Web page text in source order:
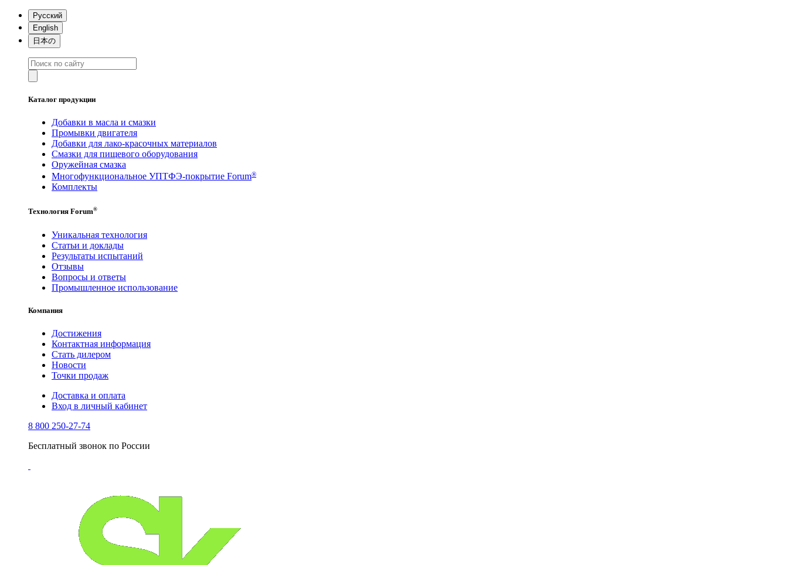
Русский
English
日本の
Каталог продукции
Добавки в масла и смазки
Промывки двигателя
Добавки для лако-красочных материалов
Смазки для пищевого оборудования
Оружейная смазка
Многофункциональное УПТФЭ-покрытие Forum®
Комплекты
Технология Forum®
Уникальная технология
Статьи и доклады
Результаты испытаний
Отзывы
Вопросы и ответы
Промышленное использование
Компания
Достижения
Контактная информация
Стать дилером
Новости
Точки продаж
Доставка и оплата
Вход в личный кабинет
8 800 250-27-74
Бесплатный звонок по России